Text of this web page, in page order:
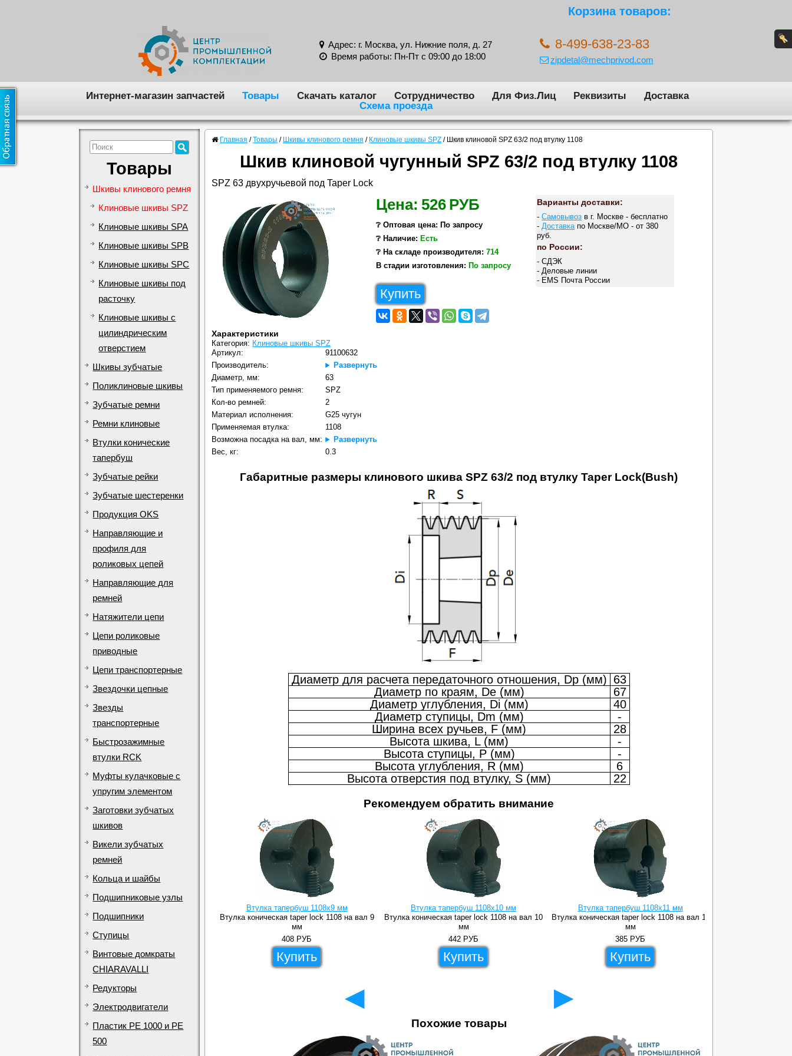
Корзина товаров:
Адрес: г. Москва, ул. Нижние поля, д. 27
Время работы: Пн-Пт с 09:00 до 18:00
8-499-638-23-83
zipdetal@mechprivod.com
Интернет-магазин запчастей Товары Скачать каталог Сотрудничество Для Физ.Лиц Реквизиты
Доставка
Схема проезда
Товары
Шкивы клинового ремня
Клиновые шкивы SPZ
Клиновые шкивы SPA
Клиновые шкивы SPB
Клиновые шкивы SPC
Клиновые шкивы под
расточку
Клиновые шкивы с
цилиндрическим
отверстием
Шкивы зубчатые
Поликлиновые шкивы
Зубчатые ремни
Ремни клиновые
Втулки конические
тапербуш
Зубчатые рейки
Зубчатые шестеренки
Продукция OKS
Направляющие и
профиля для
роликовых цепей
Направляющие для
ремней
Натяжители цепи
Цепи роликовые
приводные
Цепи транспортерные
Звездочки цепные
Звезды
транспортерные
Быстрозажимные
втулки RCK
Муфты кулачковые с
упругим элементом
Заготовки зубчатых
шкивов
Викели зубчатых
ремней
Кольца и шайбы
Подшипниковые узлы
Подшипники
Ступицы
Винтовые домкраты
CHIARAVALLI
Редукторы
Электродвигатели
Пластик PE 1000 и PE
500
Главная / Товары / Шкивы клинового ремня / Клиновые шкивы SPZ / Шкив клиновой SPZ 63/2 под втулку 1108
Шкив клиновой чугунный SPZ 63/2 под втулку 1108
SPZ 63 двухручьевой под Taper Lock
Цена: 526 РУБ
❔ Оптовая цена: По запросу
❔ Наличие: Есть
❔ На складе производителя: 714
В стадии изготовления: По запросу
Купить
Варианты доставки:
-Самовывоз в г. Москве - бесплатно
- Доставка по Москве/МО - от 380
руб.
по России:
- СДЭК
- Деловые линии
- EMS Почта России
Характеристики
Категория: Клиновые шкивы SPZ
Артикул:
91100632
Производитель:
Развернуть
Диаметр, мм:
63
Тип применяемого ремня:
SPZ
Кол-во ремней:
2
Материал исполнения:
G25 чугун
Применяемая втулка:
1108
Возможна посадка на вал, мм:
Развернуть
Вес, кг:
0.3
Габаритные размеры клинового шкива SPZ 63/2 под втулку Taper Lock(Bush)
Диаметр для расчета передаточного отношения, Dp (мм) 63
Диаметр по краям, De (мм)
67
Диаметр углубления, Di (мм)
40
Диаметр ступицы, Dm (мм)
-
Ширина всех ручьев, F (мм)
28
Высота шкива, L (мм)
-
Высота ступицы, P (мм)
-
Высота углубления, R (мм)
6
Высота отверстия под втулку, S (мм)
22
Рекомендуем обратить внимание
Втулка тапербуш 1108x9 мм
Втулка коническая taper lock 1108 на вал 9
мм
408 РУБ
Купить
Втулка тапербуш 1108x10 мм
Втулка коническая taper lock 1108 на вал 10
мм
442 РУБ
Купить
Втулка тапербуш 1108x11 мм
Втулка коническая taper lock 1108 на вал 11
мм
385 РУБ
Купить
◄ ►
Похожие товары